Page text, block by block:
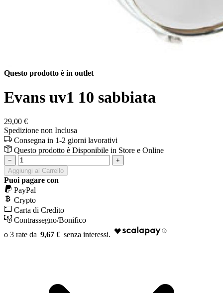
Questo prodotto è in outlet
Evans uv1 10 sabbiata
29,00 €
Spedizione non Inclusa
Consegna in 1-2 giorni lavorativi
Questo prodotto è Disponibile in Store e Online
−
+
Aggiungi al Carrello
Puoi pagare con
PayPal
Crypto
Carta di Credito
Contrassegno/Bonifico
9,67 €